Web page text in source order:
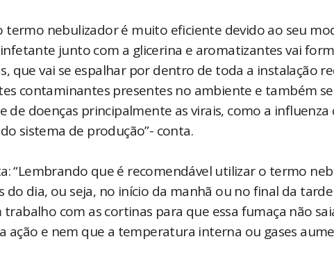
termo nebulizador é muito eficiente devido ao seu
junto com a glicerina e aromatizantes vai
que vai se espalhar por dentro de toda a instalação
contaminantes presentes no ambiente e também
de doenças principalmente as virais, como a
sistema de produção”- conta.
“Lembrando que é recomendável utilizar o termo
do dia, ou seja, no início da manhã ou no final da
trabalho com as cortinas para que essa fumaça não
ação e nem que a temperatura interna ou gases